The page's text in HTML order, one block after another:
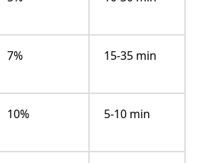
7% 15-35 min
10% 5-10 min